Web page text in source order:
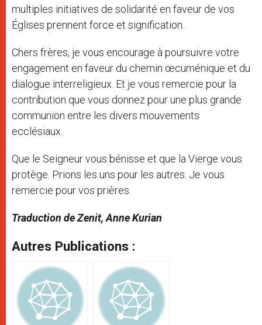
multiples initiatives de solidarité en faveur de vos
Églises prennent force et signification.
Chers frères, je vous encourage à poursuivre votre
engagement en faveur du chemin œcuménique et du
dialogue interreligieux. Et je vous remercie pour la
contribution que vous donnez pour une plus grande
communion entre les divers mouvements
ecclésiaux.
Que le Seigneur vous bénisse et que la Vierge vous
protège. Prions les uns pour les autres. Je vous
remercie pour vos prières.
Traduction de Zenit, Anne Kurian
Autres Publications :